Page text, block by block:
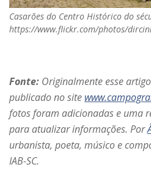
Casarões do Centro Histórico do
https://www.flickr.com/photos/
Fonte: Originalmente esse
publicado no site
fotos foram adicionadas e uma
para atualizar informações. Por
urbanista, poeta, músico e
IAB-SC.